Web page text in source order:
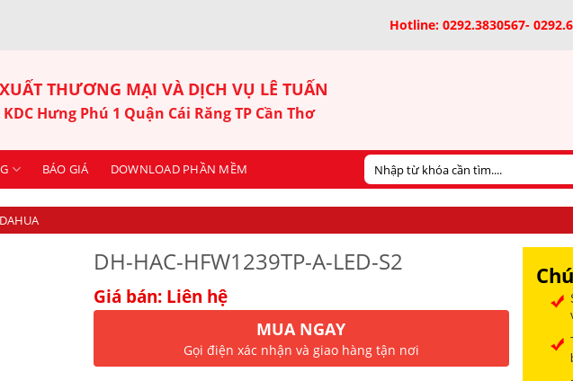
Hotline: 0292.3830567-
THƯƠNG MẠI VÀ DỊCH VỤ LÊ TUẤN
Hưng Phú 1 Quận Cái Răng TP Cần Thơ
BÁO GIÁ DOWNLOAD PHẦN MỀM
DH-HAC-HFW1239TP-A-LED-S2
Giá bán: Liên hệ
MUA NGAY
Gọi điện xác nhận và giao hàng tận nơi